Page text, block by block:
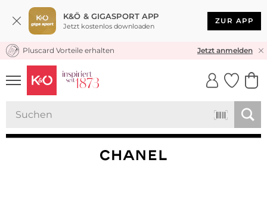
K&Ö & GIGASPORT APP
Jetzt kostenlos downloaden
ZUR APP
KOSTENLOSER VERSAND* & RÜCKVERSAND
Pluscard Vorteile erhalten Jetzt anmelden
UNSERE APP
CLICK &